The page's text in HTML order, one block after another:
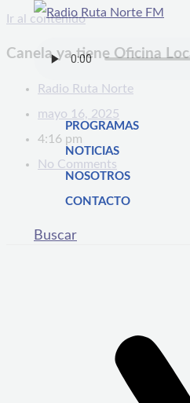
Ir al contenido
PROGRAMAS
NOTICIAS
NOSOTROS
CONTACTO
Buscar
Canela ya tiene Oficina
Radio Ruta Norte
mayo 16, 2025
4:16 pm
No Comments